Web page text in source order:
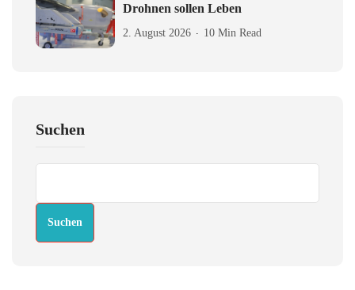
Drohnen sollen Leben
2. August 2026 10 Min Read
Suchen
Suchen